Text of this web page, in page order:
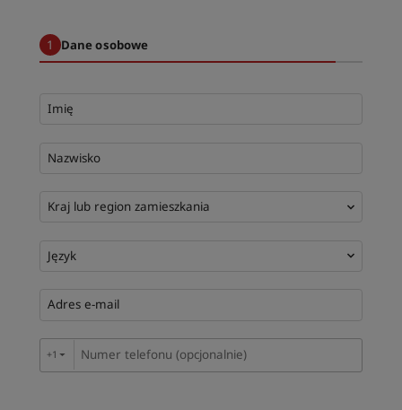
Prize by Radisson
Jin Jiang
Kunlun
Hotele w centrum miasta
Zapraszamy na nasz blog
1 Dane osobowe
Imię
Nazwisko
Kraj lub region zamieszkania
Język
Adres e-mail
+1 ▼